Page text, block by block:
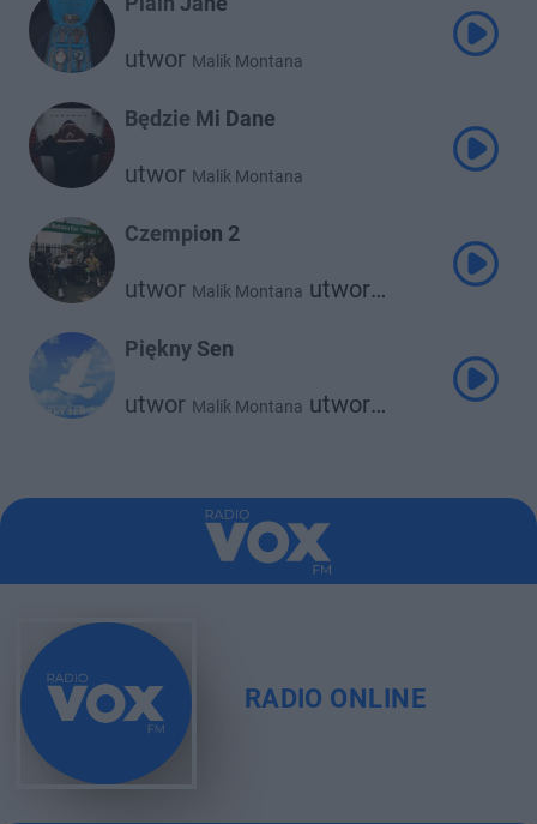
utwor Malik Montana
Będzie Mi Dane
utwor Malik Montana
Czempion 2
utwor Malik Montana utwor
Piękny Sen
utwor Malik Montana utwor
RADIO ONLINE